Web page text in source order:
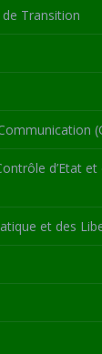
de Transition
d’Etat
et des